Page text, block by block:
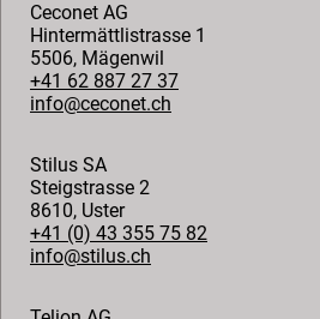
Ceconet AG
Hintermättlistrasse 1
5506, Mägenwil
+41 62 887 27 37
info@ceconet.ch
Stilus SA
Steigstrasse 2
8610, Uster
+41 (0) 43 355 75 82
info@stilus.ch